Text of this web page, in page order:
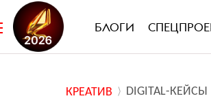
БЛОГИ
КРЕАТИВ DIGITAL-КЕЙСЫ